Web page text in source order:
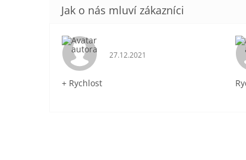
Hodnocení obchodu je 5 z 5
27.12.2021
+ Rychlost